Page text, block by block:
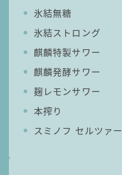
氷結無糖
氷結ストロング
麒麟特製サワー
麒麟発酵サワー
麹レモンサワー
本搾り
スミノフ セルツァー